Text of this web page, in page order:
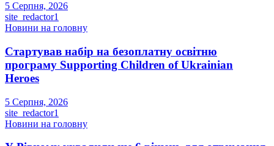
5 Серпня, 2026
site_redactor1
Новини на головну
Стартував набір на безоплатну освітню
програму Supporting Children of Ukrainian
Heroes
5 Серпня, 2026
site_redactor1
Новини на головну